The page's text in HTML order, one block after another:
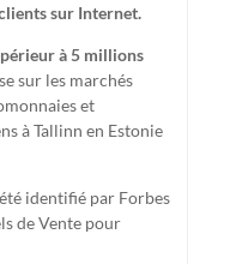
sur Internet.
à 5 millions
sur les marchés
et
à Tallinn en Estonie
identifié par Forbes
de Vente pour